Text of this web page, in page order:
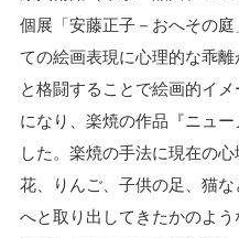
個展「安藤正子－おへその
ての絵画表現に心理的な乖
と格闘することで絵画的イ
になり、楽焼の作品『ニュ
した。楽焼の手法に現在の
花、りんご、子供の足、猫
へと取り出してきたかのよう